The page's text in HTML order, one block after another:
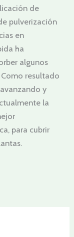
de
pulverización
en
ha
algunos
resultado
y
la
para cubrir